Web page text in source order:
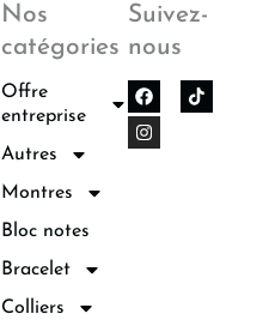
Nos
catégories
Offre
entreprise
Autres
Montres
Bloc notes
Bracelet
Colliers
Suivez-
nous
F
a
c
e
I
n
s
t